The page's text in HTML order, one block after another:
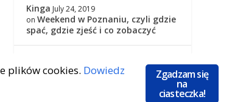
Kinga July 24, 2019
onWeekend w Poznaniu, czyli gdzie
spać, gdzie zjeść i co zobaczyć
on#39 Książka do kawy – “To jestZgadzam się
na
ciasteczka!
plików cookies. Dowiedz